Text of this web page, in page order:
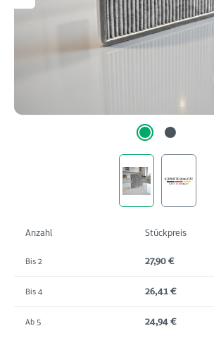
Anzahl Stückpreis
Bis2 27,90 €
Bis4 26,41 €
Ab5 24,94 €